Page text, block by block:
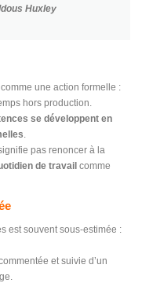
Huxley
une action formelle :
hors production.
se développent en
pas renoncer à la
de travail comme
est souvent sous-estimée :
et suivie d’un